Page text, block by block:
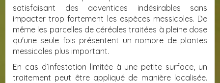
satisfaisant des adventices indésirables sans
impacter trop fortement les espèces messicoles. De
même les parcelles de céréales traitées à pleine dose
qu'une seule fois présentent un nombre de plantes
messicoles plus important.
En cas d’infestation limitée à une petite surface, un
traitement peut être appliqué de manière localisée.